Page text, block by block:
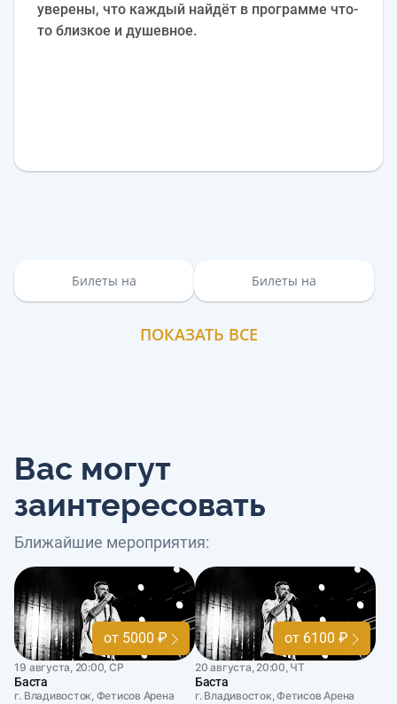
уверены, что каждый найдёт в программе что-
то близкое и душевное.
Билеты на Билеты на
ПОКАЗАТЬ ВСЕ
Вас могут
заинтересовать
Ближайшие мероприятия:
от 5000 ₽
19 августа, 20:00, СР
Баста
г. Владивосток, Фетисов Арена
от 6100 ₽
20 августа, 20:00, ЧТ
Баста
г. Владивосток, Фетисов Арена